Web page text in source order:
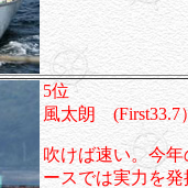
5位
風太朗 (First33.7
吹けば速い。今年
ースでは実力を発